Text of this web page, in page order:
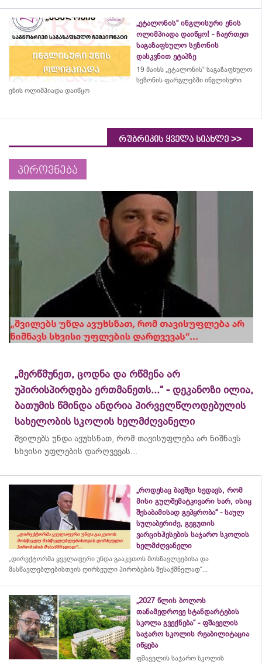
„ეტალონის“ ინგლისური ენის
ოლიმპიადა დაიწყო! - ჩაერთეთ
საგაზაფხულო სეზონის
დასკვნით ეტაპზე
19 მაისს „ეტალონის“ საგაზაფხულო
სეზონის ფარგლებში ინგლისური
ენის ოლიმპიადა დაიწყო
რუბრიკის ყველა სიახლე >>
პიროვნება
„მერწმუნეთ, ცოდნა და რწმენა არ
უპირისპირდება ერთმანეთს...“ - დეკანოზი ილია,
ბათუმის წმინდა ანდრია პირველწლოდებულის
სახელობის სკოლის ხელმძღვანელი
შვილებს უნდა ავუხსნათ, რომ თავისუფლება არ ნიშნავს
სხვისი უფლების დარღვევას...
„როდესაც ბავშვი ხედავს, რომ
მისი გულშემატკივარი ხარ, ისიც
შესაბამისად გეპყრობა“ - საულ
სულაბერიძე, გეგუთის
ვარციხჰესების საჯარო სკოლის
ხელმძღვანელი
„დირექტორმა ყველაფერი უნდა გააკეთოს მოსწავლეებისა და
მასწავლებლებისთვის ღირსეული პირობების შესაქმნელად“...
„2027 წლის ბოლოს
თანამედროვე სტანდარტების
სკოლა გვექნება“ - ფშაველის
საჯარო სკოლის რეაბილიტაცია
იწყება
ფშაველის საჯარო სკოლის